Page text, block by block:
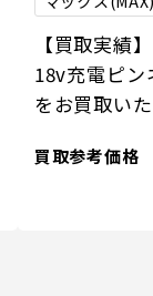
【買取実績
18v充電ピ
をお買取い
買取参考価格